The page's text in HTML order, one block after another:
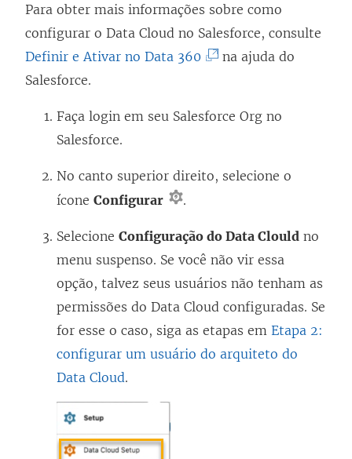
Para obter mais informações sobre como
configurar o Data Cloud no Salesforce, consulte
Definir e Ativar no Data 360
i
k
r
e
e
m
n
o
na ajuda do
Salesforce.
Faça login em seu Salesforce Org no
Salesforce.
No canto superior direito, selecione o
ícone Configurar .
Selecione Configuração do Data Clould no
menu suspenso. Se você não vir essa
opção, talvez seus usuários não tenham as
permissões do Data Cloud configuradas. Se
for esse o caso, siga as etapas em Etapa 2:
configurar um usuário do arquiteto do
Data Cloud.